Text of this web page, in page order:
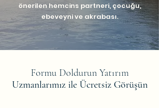
önerilen hemcins partneri, çocuğu,
ebeveyni ve akrabası.
Formu Doldurun Yatırım
Uzmanlarımız ile Ücretsiz Görüşün